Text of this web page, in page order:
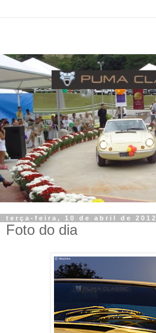
terça-feira, 10 de abril de 2012
Foto do dia